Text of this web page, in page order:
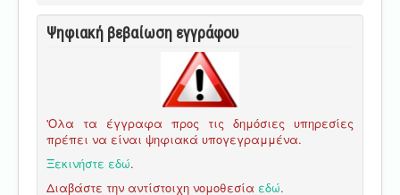
Ψηφιακή βεβαίωση εγγράφου
'Ολα τα έγγραφα προς τις δημόσιες υπηρεσίες
πρέπει να είναι ψηφιακά υπογεγραμμένα.
Ξεκινήστε εδώ.
Διαβάστε την αντίστοιχη νομοθεσία εδώ.